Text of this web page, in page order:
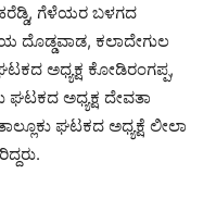
ಗೆಳೆಯರ ಬಳಗದ
ದೊಡ್ಡವಾಡ, ಕಲಾದೇಗುಲ
ಅಧ್ಯಕ್ಷ ಕೋಡಿರಂಗಪ್ಪ,
ಘಟಕದ ಅಧ್ಯಕ್ಷ ದೇವತಾ
ಘಟಕದ ಅಧ್ಯಕ್ಷೆ ಲೀಲಾ